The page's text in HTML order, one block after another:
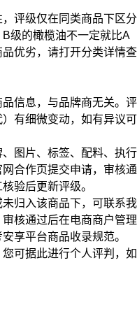
评级仅在 同类商品下区分
级的橄榄油不一定就比A
优劣，请打开分类详情查
信息， 与品牌商无关。评
有细微变动，如有异议可
图片、标签、配料、执行
合作页提交申请，审核通
验后更新评级。
归入该商品下，可联系我
核通过后在电商商户管理
享平台商品收录规范。
可据此进行个人评判，如